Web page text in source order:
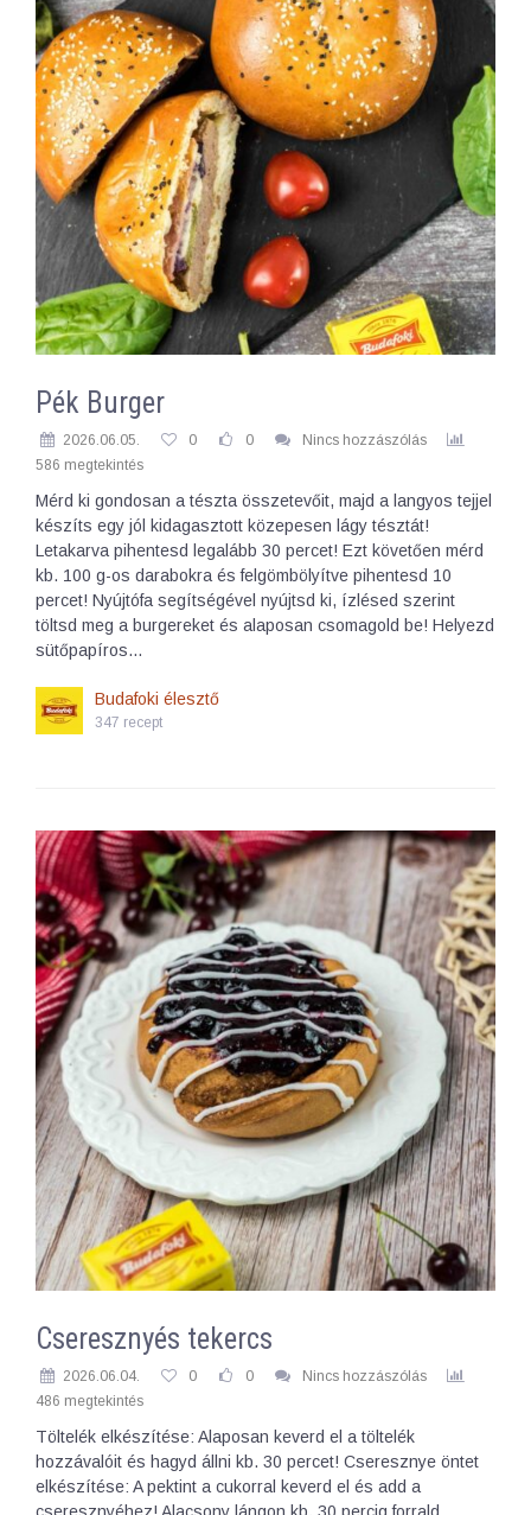
Pék Burger
2026.06.05. 0 0
Nincs hozzászólás
586 megtekintés
Mérd ki gondosan a tészta összetevőit, majd a langyos tejjel
készíts egy jól kidagasztott közepesen lágy tésztát!
Letakarva pihentesd legalább 30 percet! Ezt követően mérd
kb. 100 g-os darabokra és felgömbölyítve pihentesd 10
percet! Nyújtófa segítségével nyújtsd ki, ízlésed szerint
töltsd meg a burgereket és alaposan csomagold be! Helyezd
sütőpapíros…
Budafoki élesztő
347 recept
Cseresznyés tekercs
2026.06.04. 0 0
Nincs hozzászólás
486 megtekintés
Töltelék elkészítése: Alaposan keverd el a töltelék
hozzávalóit és hagyd állni kb. 30 percet! Cseresznye öntet
elkészítése: A pektint a cukorral keverd el és add a